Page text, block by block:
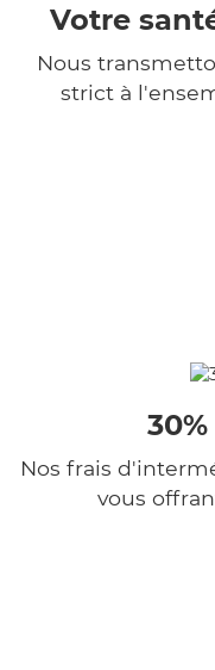
Votre
Nous
strict à
Nos frais
vous